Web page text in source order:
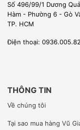
[wpcc-iframe
nocookie.com/
Chúng tôi cung
Số 496/99/1 Dương
Hàm - Phường 6 - Gò
TP. HCM
Điện thoại:
THÔNG TIN
Về chúng tôi
Tại sao mua hàng Vũ